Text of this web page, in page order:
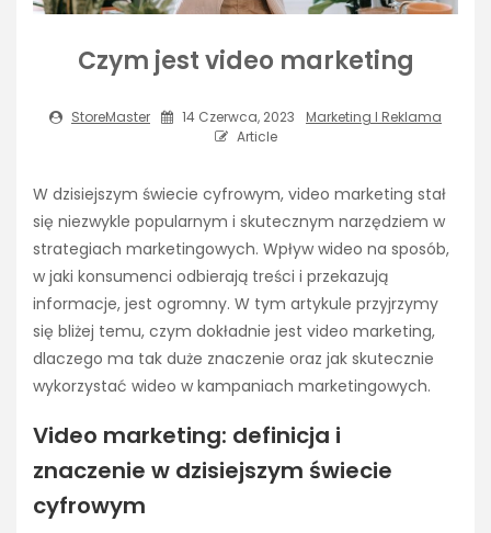
Czym jest video marketing
StoreMaster 14 Czerwca, 2023
Marketing I Reklama
Article
W dzisiejszym świecie cyfrowym, video marketing stał
się niezwykle popularnym i skutecznym narzędziem w
strategiach marketingowych. Wpływ wideo na sposób,
w jaki konsumenci odbierają treści i przekazują
informacje, jest ogromny. W tym artykule przyjrzymy
się bliżej temu, czym dokładnie jest video marketing,
dlaczego ma tak duże znaczenie oraz jak skutecznie
wykorzystać wideo w kampaniach marketingowych.
Video marketing: definicja i
znaczenie w dzisiejszym świecie
cyfrowym